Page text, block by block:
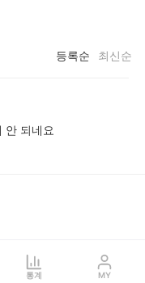
등록순 최신순
안 되네요
통계 MY